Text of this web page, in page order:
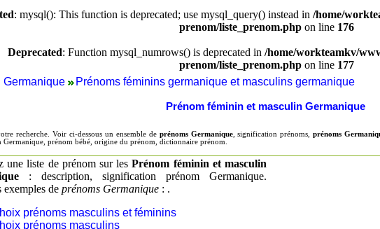
: mysql(): This function is deprecated; use mysql_query() instead in /home/
prenom/liste_prenom.php on line 176
Deprecated: Function mysql_numrows() is deprecated in /home/workteamkv/
prenom/liste_prenom.php on line 177
Germanique Prénoms féminins germanique et masculins germanique
Prénom féminin et masculin Germanique
recherche. Voir ci-dessous un ensemble de prénoms Germanique, signification prénoms,prénoms
Germanique, prénom bébé, origine du prénom, dictionnaire prénom.
une liste de prénom sur lesPrénom féminin et masculin
: description, signification prénom Germanique.
exemples de prénoms Germanique : .
prénoms masculins et féminins
prénoms masculins